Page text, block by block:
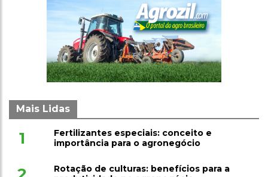
Mais Lidas
1
Fertilizantes especiais: conceito e
importância para o agronegócio
Rotação de culturas: benefícios para a